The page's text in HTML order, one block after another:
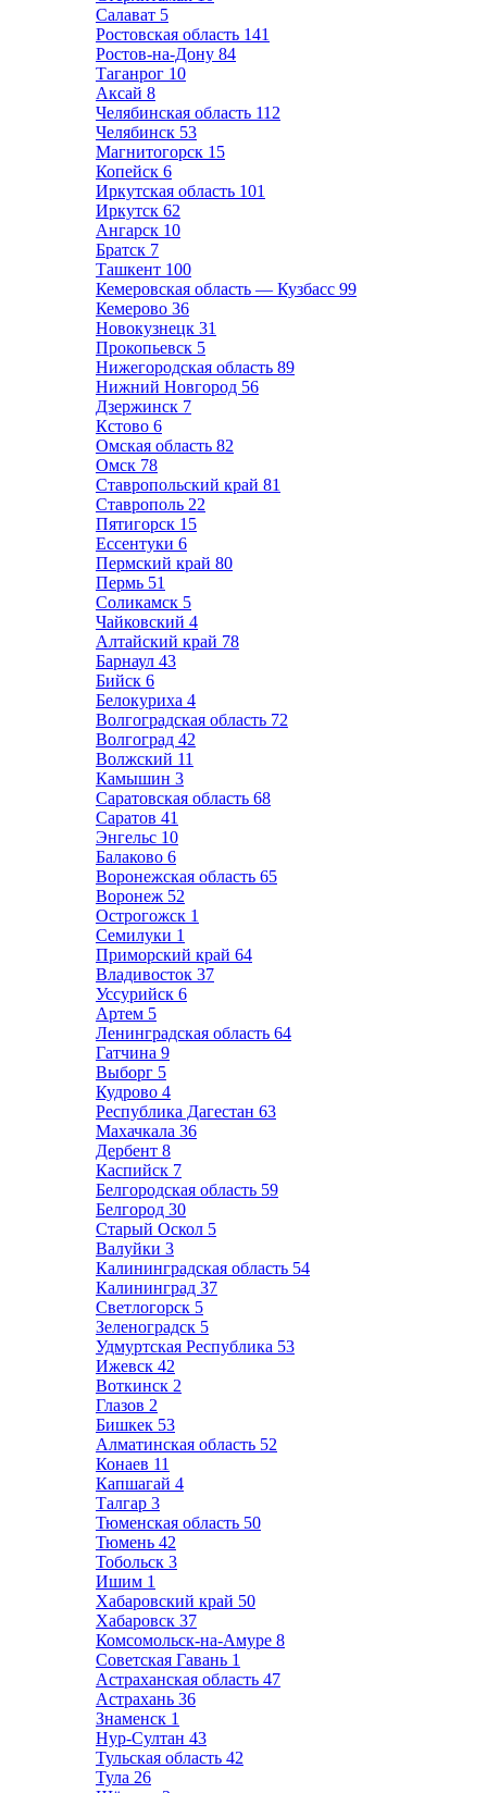
Салават 5
Ростовская область 141
Ростов-на-Дону 84
Таганрог 10
Аксай 8
Челябинская область 112
Челябинск 53
Магнитогорск 15
Копейск 6
Иркутская область 101
Иркутск 62
Ангарск 10
Братск 7
Ташкент 100
Кемеровская область — Кузбасс 99
Кемерово 36
Новокузнецк 31
Прокопьевск 5
Нижегородская область 89
Нижний Новгород 56
Дзержинск 7
Кстово 6
Омская область 82
Омск 78
Ставропольский край 81
Ставрополь 22
Пятигорск 15
Ессентуки 6
Пермский край 80
Пермь 51
Соликамск 5
Чайковский 4
Алтайский край 78
Барнаул 43
Бийск 6
Белокуриха 4
Волгоградская область 72
Волгоград 42
Волжский 11
Камышин 3
Саратовская область 68
Саратов 41
Энгельс 10
Балаково 6
Воронежская область 65
Воронеж 52
Острогожск 1
Семилуки 1
Приморский край 64
Владивосток 37
Уссурийск 6
Артем 5
Ленинградская область 64
Гатчина 9
Выборг 5
Кудрово 4
Республика Дагестан 63
Махачкала 36
Дербент 8
Каспийск 7
Белгородская область 59
Белгород 30
Старый Оскол 5
Валуйки 3
Калининградская область 54
Калининград 37
Светлогорск 5
Зеленоградск 5
Удмуртская Республика 53
Ижевск 42
Воткинск 2
Глазов 2
Бишкек 53
Алматинская область 52
Конаев 11
Капшагай 4
Талгар 3
Тюменская область 50
Тюмень 42
Тобольск 3
Ишим 1
Хабаровский край 50
Хабаровск 37
Комсомольск-на-Амуре 8
Советская Гавань 1
Астраханская область 47
Астрахань 36
Знаменск 1
Нур-Султан 43
Тульская область 42
Тула 26